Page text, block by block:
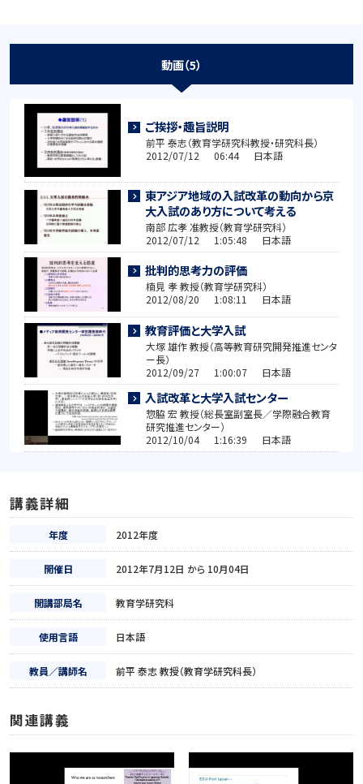
動画（5）
ご挨拶・趣旨説明
前平 泰志（教育学研究科教授・研究科長）
2012/07/12 06:44 日本語
東アジア地域の入試改革の動向から京
大入試のあり方について考える
南部 広孝 准教授（教育学研究科）
2012/07/12 1:05:48 日本語
批判的思考力の評価
楠見 孝 教授（教育学研究科）
2012/08/20 1:08:11 日本語
教育評価と大学入試
大塚 雄作 教授（高等教育研究開発推進センタ
ー長）
2012/09/27 1:00:07 日本語
入試改革と大学入試センター
惣脇 宏 教授（総長室副室長／学際融合教育
研究推進センター）
2012/10/04 1:16:39 日本語
講義詳細
年度 2012年度
開催日 2012年7月12日 から 10月04日
開講部局名 教育学研究科
使用言語 日本語
教員／講師名 前平 泰志 教授（教育学研究科長）
関連講義